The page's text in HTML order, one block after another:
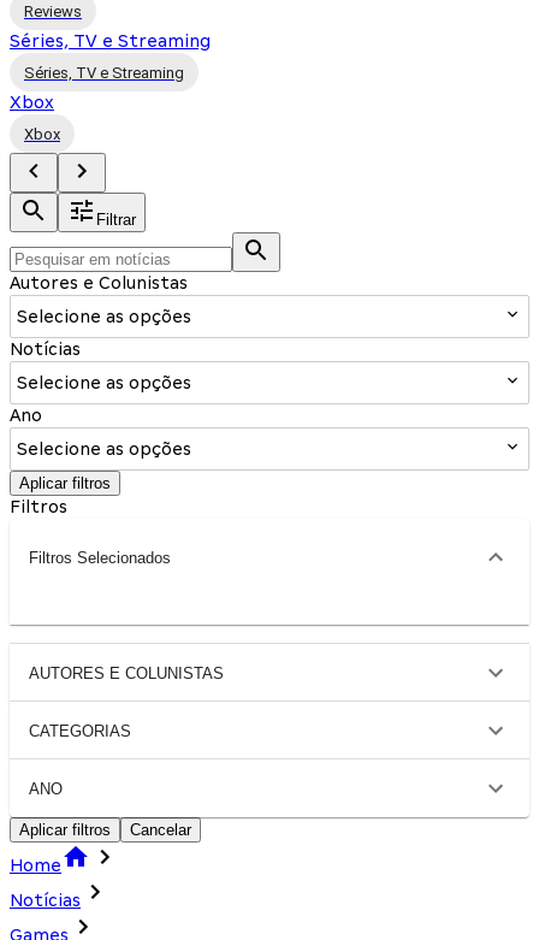
Reviews
Séries, TV e Streaming
Séries, TV e Streaming
Xbox
Xbox
Filtrar
Autores e Colunistas
Selecione as opções
Notícias
Selecione as opções
Ano
Selecione as opções
Aplicar filtros
Filtros
Filtros Selecionados
AUTORES E COLUNISTAS
CATEGORIAS
ANO
Aplicar filtros Cancelar
Home
Notícias
Games